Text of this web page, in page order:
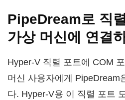
PipeDream로 직
가상 머신에 연결
Hyper-V 직렬 포트에 COM
머신 사용자에게 PipeDream
다. Hyper-V용 이 직렬 포트